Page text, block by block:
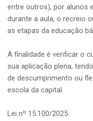
entre outros), por alunos
durante a aula, o recreio
as etapas da educação
A finalidade é verificar o
sua aplicação plena,
de descumprimento ou
escola da capital.
Lei nº 15.100/2025